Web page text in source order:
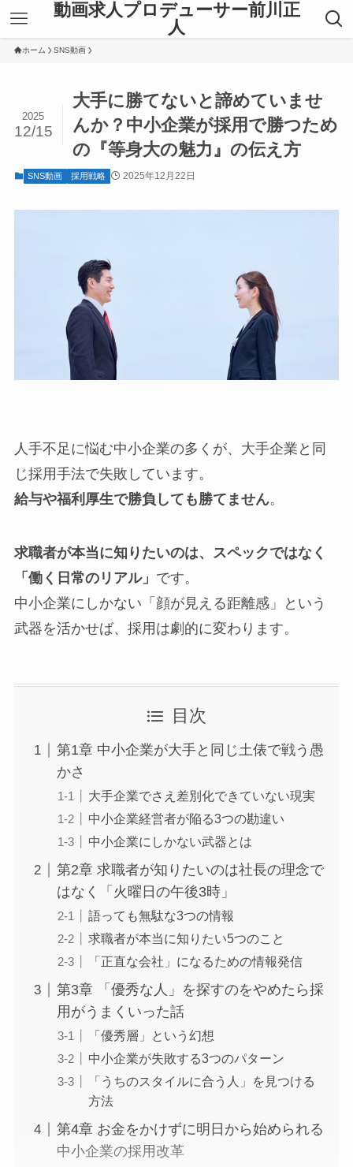
動画求人プロデューサー前川正
人
ホーム SNS動画
大手に勝てないと諦めていませ
んか？中小企業が採用で勝つため
の『等身大の魅力』の伝え方
2025
12/15
SNS動画 採用戦略 2025年12月22日
人手不足に悩む中小企業の多くが、大手企業と同
じ採用手法で失敗しています。
給与や福利厚生で勝負しても勝てません。
求職者が本当に知りたいのは、スペックではなく
「働く日常のリアル」 です。
中小企業にしかない「顔が見える距離感」という
武器を活かせば、採用は劇的に変わります。
目次
第1章 中小企業が大手と同じ土俵で戦う愚
かさ
大手企業でさえ差別化できていない現実
中小企業経営者が陥る3つの勘違い
中小企業にしかない武器とは
第2章 求職者が知りたいのは社長の理念で
はなく「火曜日の午後3時」
語っても無駄な3つの情報
求職者が本当に知りたい5つのこと
「正直な会社」になるための情報発信
第3章 「優秀な人」を探すのをやめたら採
用がうまくいった話
「優秀層」という幻想
中小企業が失敗する3つのパターン
「うちのスタイルに合う人」を見つける
方法
第4章 お金をかけずに明日から始められる
中小企業の採用改革